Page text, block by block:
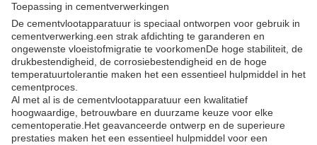
Toepassing in cementverwerkingen
De cementvlootapparatuur is speciaal ontworpen voor gebruik in
cementverwerking.een strak afdichting te garanderen en
ongewenste vloeistofmigratie te voorkomenDe hoge stabiliteit, de
drukbestendigheid, de corrosiebestendigheid en de hoge
temperatuurtolerantie maken het een essentieel hulpmiddel in het
cementproces.
Al met al is de cementvlootapparatuur een kwalitatief
hoogwaardige, betrouwbare en duurzame keuze voor elke
cementoperatie.Het geavanceerde ontwerp en de superieure
prestaties maken het een essentieel hulpmiddel voor een